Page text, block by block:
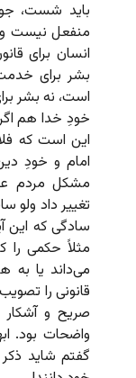
باید شست،
منفعل نیست و
انسان برای
بشر برای
است، نه بشر
خودِ خدا هم
این است که
امام و خودِ
مشکل مردم
تغییر داد
سادگی که این
مثلاً حکمی را
می‌داند یا
قانونی را
صریح و
واضحات بود.
گفتم شاید